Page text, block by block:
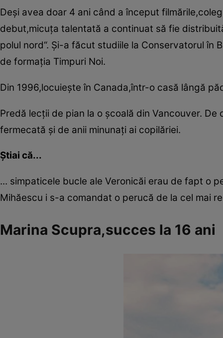
Deşi avea doar 4 ani când a început
debut,micuţa talentată a continuat să fie
polul nord“. Şi-a făcut studiile la Conservatorul
de formaţia Timpuri Noi.
Din 1996,locuieşte în Canada,într-o casă lângă
Predă lecţii de pian la o şcoală din Vancouver.
fermecată şi de anii minunaţi ai copilăriei.
Ştiai că...
... simpaticele bucle ale Veronicăi erau de fapt o
Mihăescu i s-a comandat o perucă de la cel mai
Marina Scupra,succes la 16 ani